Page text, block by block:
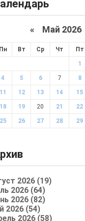
« Май 2026
Пн Вт Ср Чт Пт
1
4 5 6 7 8
11 12 13 14 15
18 19 20 21 22
25 26 27 28 29
2026 (19)
2026 (64)
2026 (82)
2026 (54)
2026 (58)